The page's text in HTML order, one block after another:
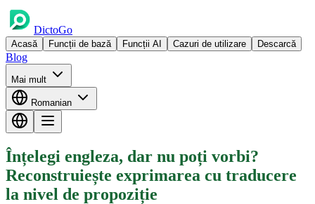
DictoGo
Acasă Funcții de bază Funcții AI Cazuri de utilizare Descarcă
Blog
Mai mult
Romanian
Înțelegi engleza, dar nu poți vorbi?
Reconstruiește exprimarea cu traducere
la nivel de propoziție